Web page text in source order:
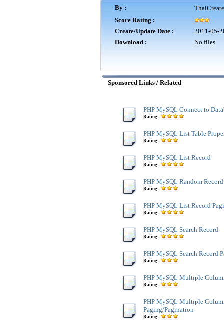
By :
Score Rating :
Create/Update Date :
2011-05-
Download :
No files
Sponsored Links / Related
PHP MySQL Connect to
Rating :
PHP MySQL List Table
Rating :
PHP MySQL List Record
Rating :
PHP MySQL Random Record
Rating :
PHP MySQL List Record
Rating :
PHP MySQL Search Record
Rating :
PHP MySQL Search Record
Rating :
PHP MySQL Multiple
Rating :
PHP MySQL Multiple
Paging/Pagination
Rating :